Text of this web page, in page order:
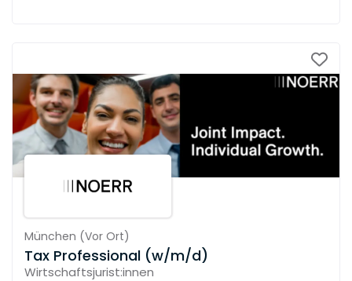
München (Vor Ort)
Tax Professional (w/m/d)
Wirtschaftsjurist:innen